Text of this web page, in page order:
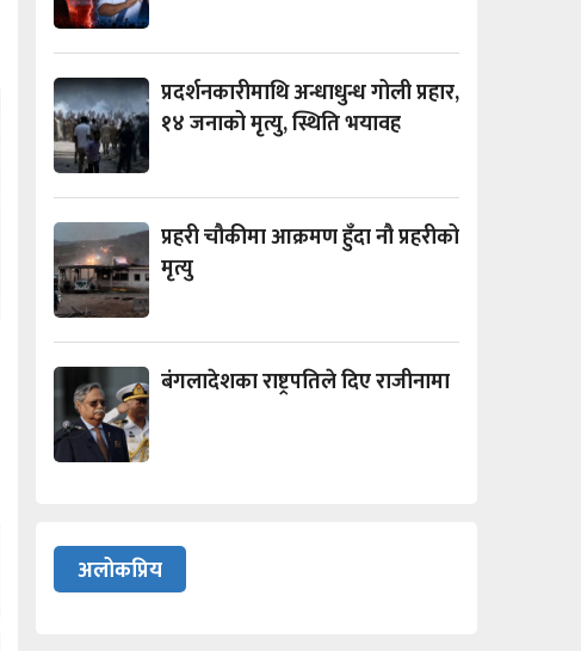
प्रदर्शनकारीमाथि अन्धाधुन्ध गोली प्रहार,
१४ जनाको मृत्यु, स्थिति भयावह
प्रहरी चौकीमा आक्रमण हुँदा नौ प्रहरीको
मृत्यु
बंगलादेशका राष्ट्रपतिले दिए राजीनामा
अलोकप्रिय